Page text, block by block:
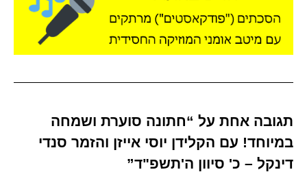
תגובה אחת על “חתונה סוערת ושמחה
במיוחד! עם הקלידן יוסי אייזן והזמר סנדי
דינקל – כ' סיוון ה'תשפ"ד”